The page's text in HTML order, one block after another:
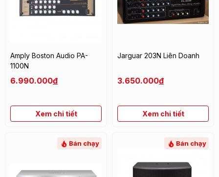
Amply Boston Audio PA-
1100N
6.990.000đ
Xem chi tiết
Jarguar 203N Liên Doanh
3.650.000đ
Xem chi tiết
Bán chạy Bán chạy